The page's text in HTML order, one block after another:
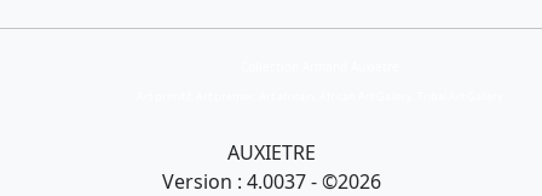
AUXIETRE
Version : 4.0037 - ©2026